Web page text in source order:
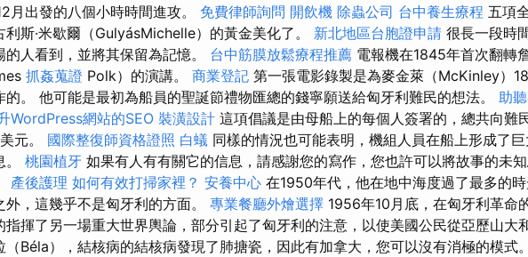
月出發的八個小時時間進攻。 免費律師詢問 開飲機 除蟲公司 台中養生療程 五項
利斯·米歇爾（GulyásMichelle）的黃金美化了。 新北地區台胞證申請 很長一段時
的人看到，並將其保留為記憶。 台中筋膜放鬆療程推薦 電報機在1845年首次翻轉
抓姦蒐證 Polk）的演講。 商業登記 第一張電影錄製是為麥金萊（McKinley）
的。 他可能是最初為船員的聖誕節禮物匯總的錢寧願送給匈牙利難民的想法。 助
WordPress網站的SEO 裝潢設計 這項倡議是由母船上的每個人簽署的，總共向難
元。 國際整復師資格證照 白蟻 同樣的情況也可能表明，機組人員在船上形成了
桃園植牙 如果有人有有關它的信息，請感謝您的寫作，您也許可以將故事的未
產後護理 如何有效打掃家裡？ 安養中心 在1950年代，他在地中海度過了最多的
外，這幾乎不是匈牙利的方面。 專業餐廳外燴選擇 1956年10月底，在匈牙利革命
指揮了另一場重大世界輿論，部分引起了匈牙利的注意，以使美國公民從亞歷山大
（Béla），結核病的結核病發現了肺搪瓷，因此有加拿大，您可以沒有消極的模式。